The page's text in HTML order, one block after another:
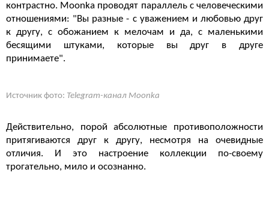
контрастно. Moonka проводят параллель с человеческими
отношениями: "Вы разные - с уважением и любовью друг
к другу, с обожанием к мелочам и да, с маленькими
бесящими штуками, которые вы друг в друге
принимаете".
Источник фото: Telegram-канал Moonka
Действительно, порой абсолютные противоположности
притягиваются друг к другу, несмотря на очевидные
отличия. И это настроение коллекции по-своему
трогательно, мило и осознанно.